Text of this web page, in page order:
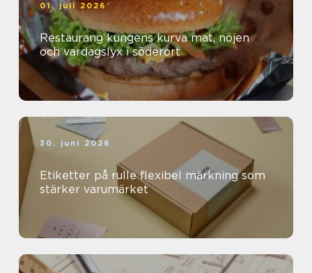
01. juli 2026
Restaurang kungens kurva mat, nöjen
och vardagslyx i söderort
30. juni 2026
Etiketter på rulle flexibel märkning som
stärker varumärket